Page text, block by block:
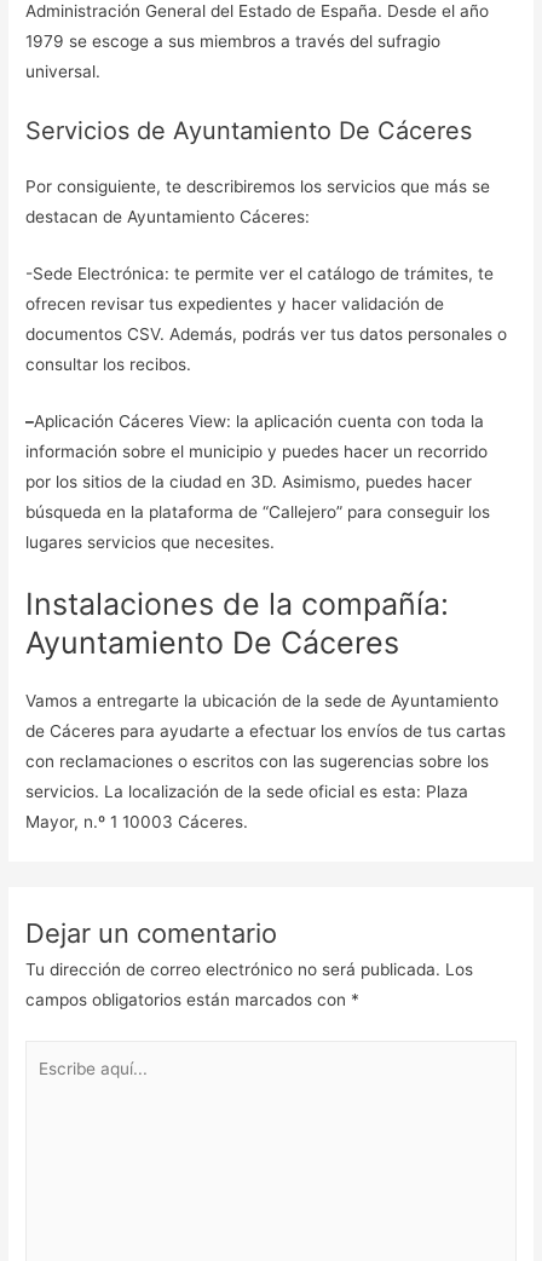
Administración General del Estado de España. Desde el año
1979 se escoge a sus miembros a través del sufragio
universal.
Servicios de Ayuntamiento De Cáceres
Por consiguiente, te describiremos los servicios que más se
destacan de Ayuntamiento Cáceres:
-Sede Electrónica: te permite ver el catálogo de trámites, te
ofrecen revisar tus expedientes y hacer validación de
documentos CSV. Además, podrás ver tus datos personales o
consultar los recibos.
–Aplicación Cáceres View: la aplicación cuenta con toda la
información sobre el municipio y puedes hacer un recorrido
por los sitios de la ciudad en 3D. Asimismo, puedes hacer
búsqueda en la plataforma de “Callejero” para conseguir los
lugares servicios que necesites.
Instalaciones de la compañía:
Ayuntamiento De Cáceres
Vamos a entregarte la ubicación de la sede de Ayuntamiento
de Cáceres para ayudarte a efectuar los envíos de tus cartas
con reclamaciones o escritos con las sugerencias sobre los
servicios. La localización de la sede oficial es esta: Plaza
Mayor, n.º 1 10003 Cáceres.
Dejar un comentario
Tu dirección de correo electrónico no será publicada. Los
campos obligatorios están marcados con *